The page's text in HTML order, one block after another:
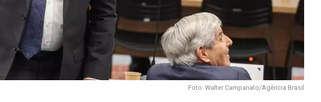
Foto: Walter Campanato/Agência Brasil